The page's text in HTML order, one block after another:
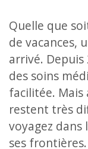
Quelle que
de vacances,
arrivé. Depuis
des soins
facilitée.
restent très
voyagez dans
ses